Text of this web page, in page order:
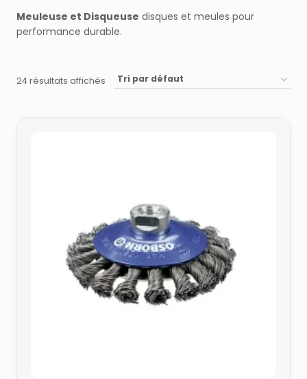
Meuleuse et Disqueuse disques et meules pour
performance durable.
24 résultats affichés